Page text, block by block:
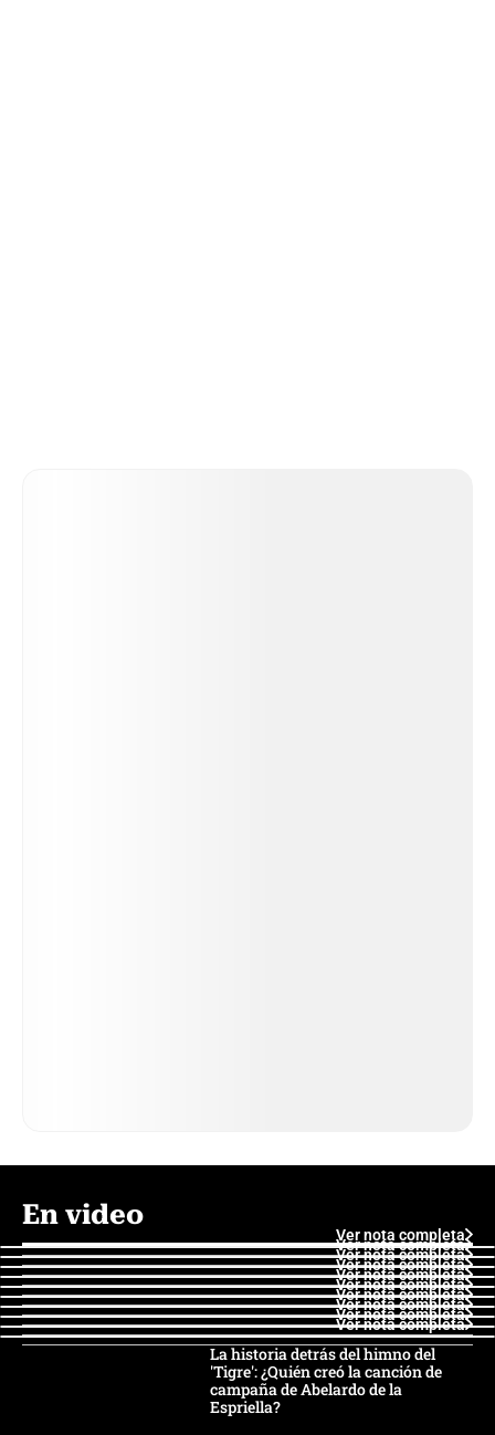
En video
Ver nota completa
Ver nota completa
Ver nota completa
Ver nota completa
Ver nota completa
Ver nota completa
Ver nota completa
Ver nota completa
Ver nota completa
Ver nota completa
La historia detrás del himno del
'Tigre': ¿Quién creó la canción de
campaña de Abelardo de la
Espriella?